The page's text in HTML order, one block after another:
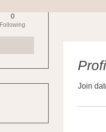
Join
0
Following